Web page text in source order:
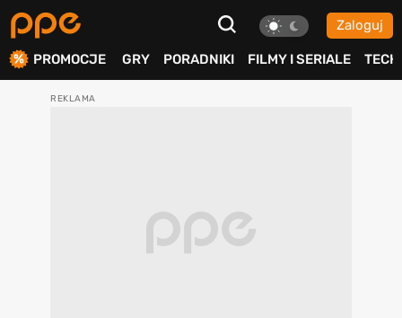
Zaloguj
PROMOCJE GRY PORADNIKI FILMY I SERIALE TECH